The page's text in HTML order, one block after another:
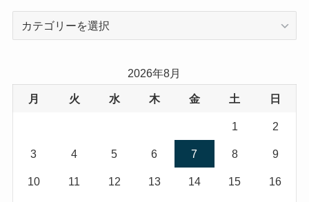
ー
2026年8月
月 火 水 木 金 土 日
1 2
3 4 5 6 7 8 9
10 11 12 13 14 15 16